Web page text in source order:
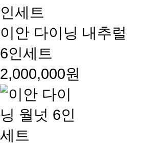
이안 다이닝 내추럴
6인세트
2,000,000원